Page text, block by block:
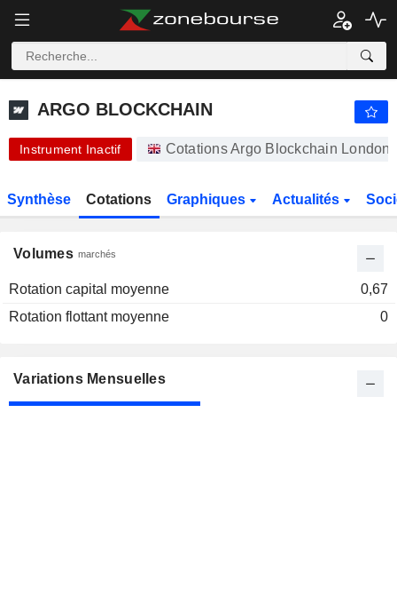
ARGO BLOCKCHAIN 0,8000
ARGO BLOCKCHAIN
Instrument Inactif Cotations Argo Blockchain London
Synthèse Cotations Graphiques Actualités
Volumes marchés
Rotation capital moyenne
0,67
Rotation flottant moyenne
0
Variations Mensuelles